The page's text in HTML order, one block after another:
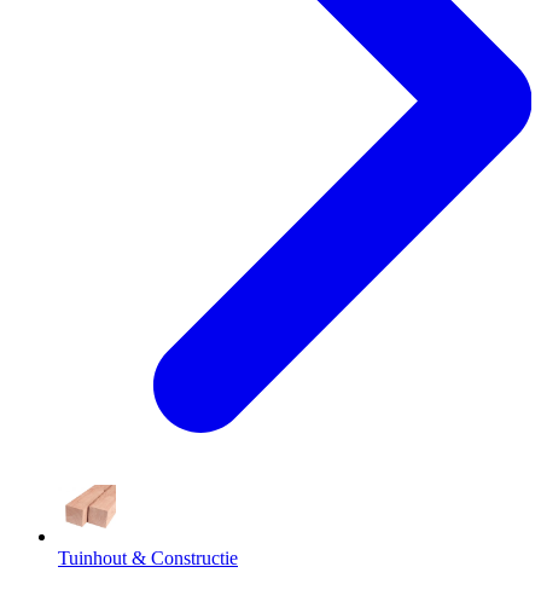
Tuinhout & Constructie